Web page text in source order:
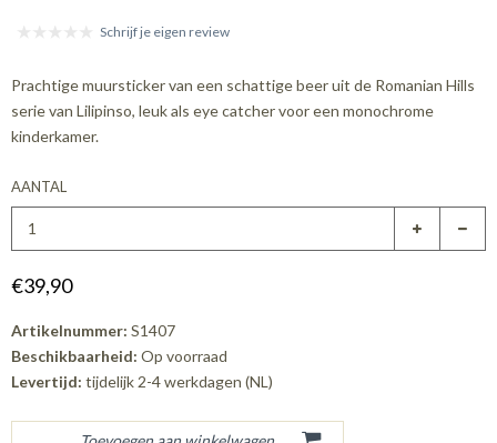
Schrijf je eigen review
Prachtige muursticker van een schattige beer uit de Romanian Hills
serie van Lilipinso, leuk als eye catcher voor een monochrome
kinderkamer.
AANTAL
€39,90
Artikelnummer: S1407
Beschikbaarheid: Op voorraad
Levertijd: tijdelijk 2-4 werkdagen (NL)